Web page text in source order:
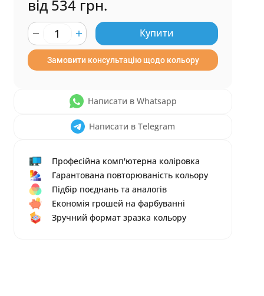
від 534 грн.
Купити
Замовити консультацію щодо кольору
Написати в Whatsapp
Написати в Telegram
Професійна комп'ютерна коліровка
Гарантована повторюваність кольору
Підбір поєднань та аналогів
Економія грошей на фарбуванні
Зручний формат зразка кольору